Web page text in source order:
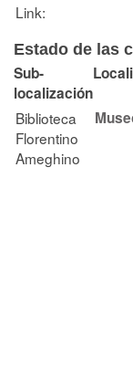
Link:
Estado de las
Sub-
localización
Biblioteca
Florentino
Ameghino